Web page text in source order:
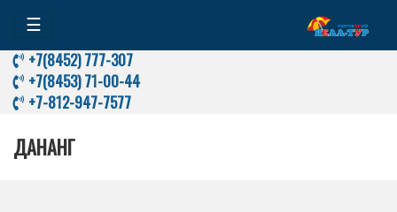
☰
+7(8452) 777-307
+7(8453) 71-00-44
+7-812-947-7577
ДАНАНГ